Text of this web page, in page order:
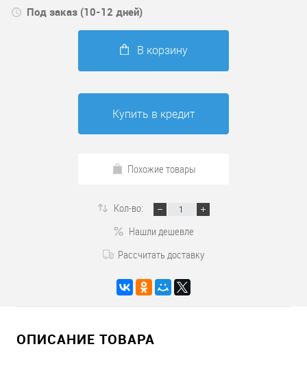
Под заказ (10-12 дней)
В корзину
Купить в кредит
Похожие товары
Кол-во:
Нашли дешевле
Рассчитать доставку
ОПИСАНИЕ ТОВАРА